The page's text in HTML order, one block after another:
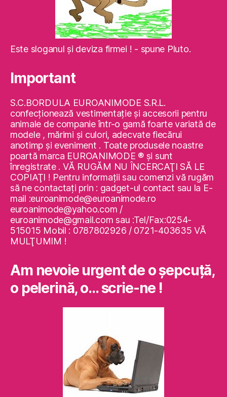
Este sloganul şi deviza firmei ! - spune Pluto.
Important
S.C.BORDULA EUROANIMODE S.R.L.
confecţionează vestimentaţie şi accesorii pentru
animale de companie într-o gamă foarte variată de
modele , mărimi şi culori, adecvate fiecărui
anotimp şi eveniment . Toate produsele noastre
poartă marca EUROANIMODE ® şi sunt
înregistrate . VĂ RUGĂM NU ÎNCERCAŢI SĂ LE
COPIAŢI ! Pentru informaţii sau comenzi vă rugăm
să ne contactaţi prin : gadget-ul contact sau la E-
mail :euroanimode@euroanimode.ro
euroanimode@yahoo.com /
euroanimode@gmail.com sau :Tel/Fax:0254-
515015 Mobil : 0787802926 / 0721-403635 VĂ
MULŢUMIM !
Am nevoie urgent de o şepcuţă,
o pelerină, o… scrie-ne !